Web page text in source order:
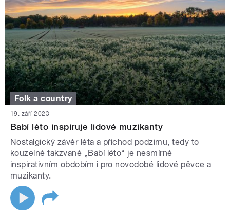
Folk a country
19. září 2023
Babí léto inspiruje lidové muzikanty
Nostalgický závěr léta a příchod podzimu, tedy to
kouzelné takzvané „Babí léto“ je nesmírně
inspirativním obdobím i pro novodobé lidové pěvce a
muzikanty.